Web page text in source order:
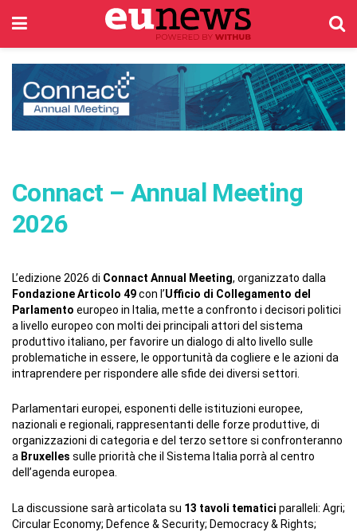
Connact – Annual Meeting
2026
L’edizione 2026 di Connact Annual Meeting, organizzato dalla
Fondazione Articolo 49con l’Ufficio di Collegamento del
Parlamento europeo in Italia, mette a confronto i decisori politici
a livello europeo con molti dei principali attori del sistema
produttivo italiano, per favorire un dialogo di alto livello sulle
problematiche in essere, le opportunità da cogliere e le azioni da
intraprendere per rispondere alle sfide dei diversi settori.
Parlamentari europei, esponenti delle istituzioni europee,
nazionali e regionali, rappresentanti delle forze produttive, di
organizzazioni di categoria e del terzo settore si confronteranno
a Bruxelles sulle priorità che il Sistema Italia porrà al centro
dell’agenda europea.
La discussione sarà articolata su 13 tavoli tematici paralleli: Agri;
Circular Economy; Defence & Security; Democracy & Rights;